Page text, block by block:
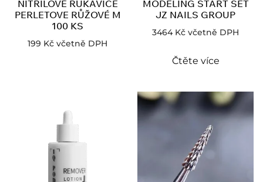
NITRILOVÉ RUKAVICE
PERLETOVE RŮŽOVÉ M
100 KS
199 Kč včetně DPH
MODELING START SET
JZ NAILS GROUP
3464 Kč včetně DPH
Čtěte více